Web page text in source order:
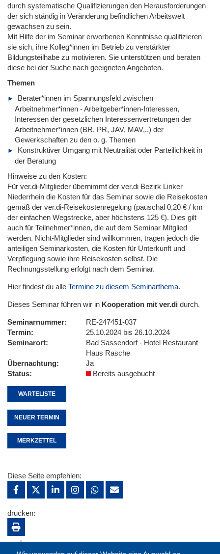
durch systematische Qualifizierungen den Herausforderungen
der sich ständig in Veränderung befindlichen Arbeitswelt
gewachsen zu sein.
Mit Hilfe der im Seminar erworbenen Kenntnisse qualifizieren
sie sich, ihre Kolleg*innen im Betrieb zu verstärkter
Bildungsteilhabe zu motivieren. Sie unterstützen und beraten
diese bei der Suche nach geeigneten Angeboten.
Themen
Berater*innen im Spannungsfeld zwischen
Arbeitnehmer*innen - Arbeitgeber*innen-Interessen,
Interessen der gesetzlichen Interessenvertretungen der
Arbeitnehmer*innen (BR, PR, JAV, MAV,..) der
Gewerkschaften zu den o. g. Themen
Konstruktiver Umgang mit Neutralität oder Parteilichkeit in
der Beratung
Hinweise zu den Kosten:
Für ver.di-Mitglieder übernimmt der ver.di Bezirk Linker
Niederrhein die Kosten für das Seminar sowie die Reisekosten
gemäß der ver.di-Reisekostenregelung (pauschal 0,20 € / km
der einfachen Wegstrecke, aber höchstens 125 €). Dies gilt
auch für Teilnehmer*innen, die auf dem Seminar Mitglied
werden. Nicht-Mitglieder sind willkommen, tragen jedoch die
anteiligen Seminarkosten, die Kosten für Unterkunft und
Verpflegung sowie ihre Reisekosten selbst. Die
Rechnungsstellung erfolgt nach dem Seminar.
Hier findest du alle Termine zu diesem Seminarthema.
Dieses Seminar führen wir in Kooperation mit ver.di durch.
Seminarnummer
RE-247451-037
Termin
25.10.2024 bis 26.10.2024
Seminarort
Bad Sassendorf - Hotel Restaurant
Haus Rasche
Übernachtung
Ja
Status
Bereits ausgebucht
WARTELISTE
NEUER TERMIN
MERKZETTEL
Diese Seite empfehlen:
drucken:
merken: